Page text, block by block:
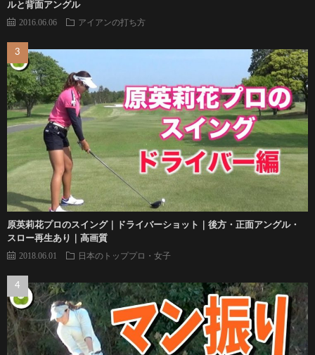
ルと背面アングル
2016.06.06 アイアンの打ち方
原英莉花プロのスイング｜ドライバーショット｜後方・正面アングル・
スロー再生あり｜高画質
2018.06.01 日本のトッププロ・女子